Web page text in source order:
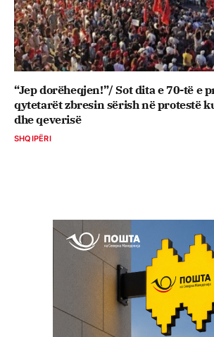
“Jep dorëheqjen!”/ Sot dita e 70-të e
qytetarët zbresin sërish në protestë
dhe qeverisë
SHQIPËRI